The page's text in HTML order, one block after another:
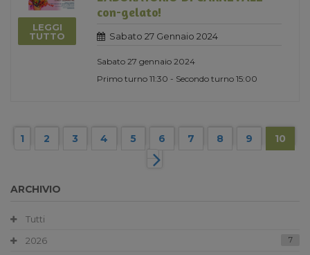
LEGGI
TUTTO
con-gelato!
Sabato 27 Gennaio 2024
Sabato 27 gennaio 2024
Primo turno 11:30 - Secondo turno 15:00
1 2 3 4 5 6 7 8 9 10
ARCHIVIO
Tutti
2026
7